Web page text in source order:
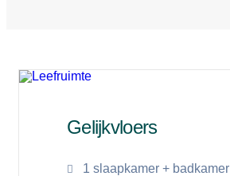
Gelijkvloers
1 slaapkamer + badkamer